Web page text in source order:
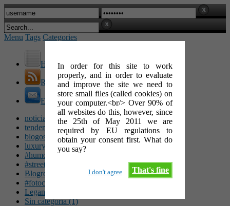
In order for this site to work
properly, and in order to evaluate
and improve the site we need to
store small files (called cookies) on
your computer.<br/> Over 90% of
all websites do this, however, since
the 25th of May 2011 we are
required by EU regulations to
obtain your consent first. What do
you say?
That's fine
I don't agree
Menu Tags Categories
Home
RSS Feed
E-Mail
noticias (142)
tendencias (100)
blogosfera (62)
luxury (49)
#humor (47)
#streetart (34)
Blogroll (26)
#fotocinéfila (25)
Leganés (16)
Sin categoría (1)